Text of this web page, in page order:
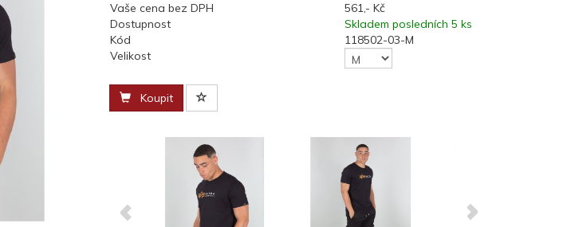
Vaše cena bez DPH
561,- Kč
Dostupnost
Skladem posledních 5 ks
Kód
118502-03-M
Velikost
Koupit